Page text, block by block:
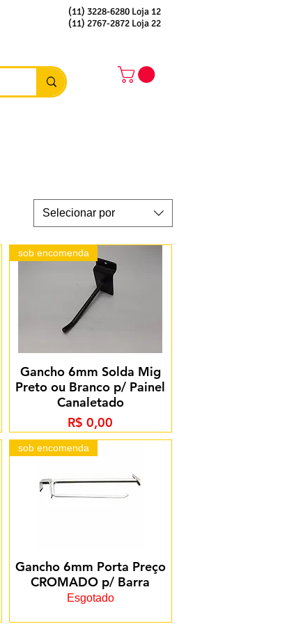
(11) 3228-6280 Loja 12
(11) 2767-2872 Loja 22
Selecionar por
sob encomenda
Gancho 6mm Solda Mig
Preto ou Branco p/ Painel
Canaletado
Preço
R$ 0,00
sob encomenda
Gancho 6mm Porta Preço
CROMADO p/ Barra
Esgotado